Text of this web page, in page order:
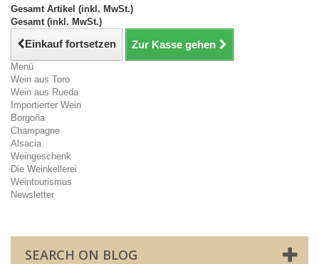
Gesamt Artikel (inkl. MwSt.)
Gesamt (inkl. MwSt.)
Einkauf fortsetzen Zur Kasse gehen
Menü
Wein aus Toro
Wein aus Rueda
Importierter Wein
Borgoña
Champagne
Alsacia
Weingeschenk
Die Weinkellerei
Weintourismus
Newsletter
SEARCH ON BLOG